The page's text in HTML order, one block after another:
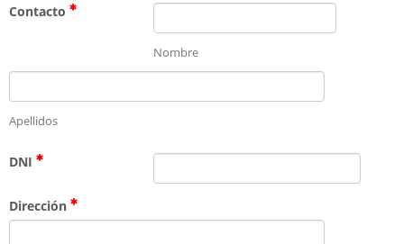
Contacto
Nombre
Apellidos
DNI
Dirección